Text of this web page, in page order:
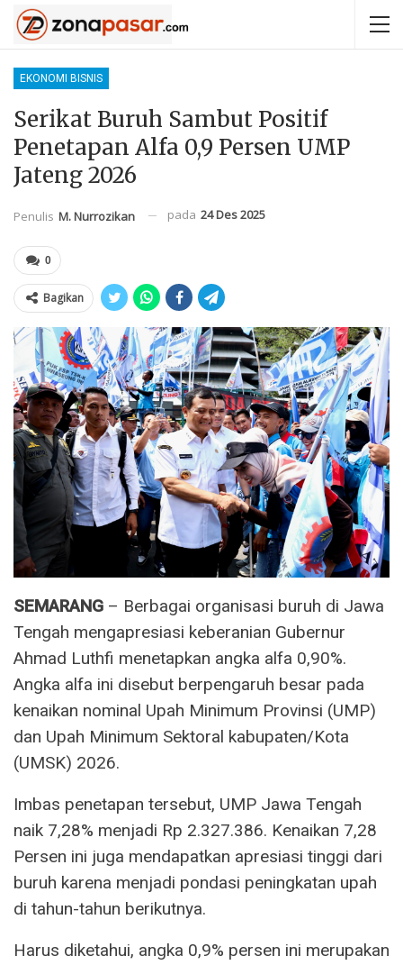
EKONOMI BISNIS
Serikat Buruh Sambut Positif
Penetapan Alfa 0,9 Persen UMP
Jateng 2026
Penulis M. Nurrozikan pada 24 Des 2025
0
Bagikan
SEMARANG – Berbagai organisasi buruh di Jawa
Tengah mengapresiasi keberanian Gubernur
Ahmad Luthfi menetapkan angka alfa 0,90%.
Angka alfa ini disebut berpengaruh besar pada
kenaikan nominal Upah Minimum Provinsi (UMP)
dan Upah Minimum Sektoral kabupaten/Kota
(UMSK) 2026.
Imbas penetapan tersebut, UMP Jawa Tengah
naik 7,28% menjadi Rp 2.327.386. Kenaikan 7,28
Persen ini juga mendapatkan apresiasi tinggi dari
buruh karena menjadi pondasi peningkatan upah
di tahun-tahun berikutnya.
Harus diketahui, angka 0,9% persen ini merupakan